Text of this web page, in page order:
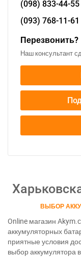
(098) 833-44-55
(093) 768-11-61
Перезвонить?
Наш консультант
ВЫБОР
Online магазин
аккумуляторных
приятные условия
выбор аккумулятора